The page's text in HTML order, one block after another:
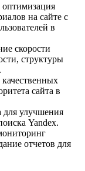
на сайте с
в
скорости
структуры
сайта в
для улучшения
Yandex.
отчетов для